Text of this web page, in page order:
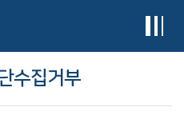
수집거부